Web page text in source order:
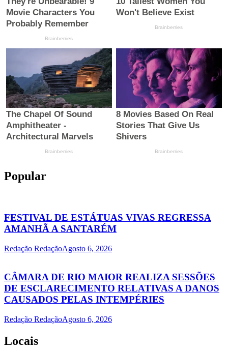
Popular
FESTIVAL DE ESTÁTUAS VIVAS REGRESSA
AMANHÃ A SANTARÉM
Redação RedaçãoAgosto 6, 2026
CÂMARA DE RIO MAIOR REALIZA SESSÕES
DE ESCLARECIMENTO RELATIVAS A DANOS
CAUSADOS PELAS INTEMPÉRIES
Redação RedaçãoAgosto 6, 2026
Locais